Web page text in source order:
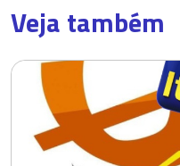
Veja também